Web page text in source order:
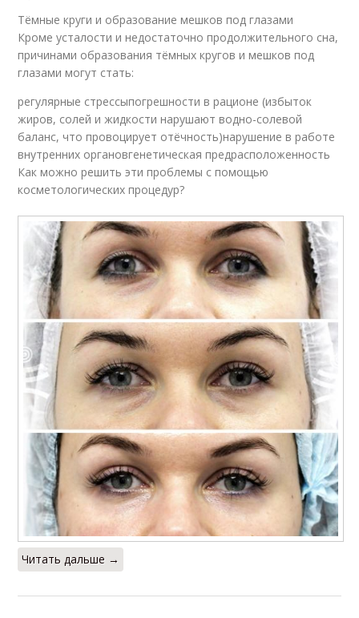
Тёмные круги и образование мешков под глазами
Кроме усталости и недостаточно продолжительного сна,
причинами образования тёмных кругов и мешков под
глазами могут стать:
регулярные стрессыпогрешности в рационе (избыток
жиров, солей и жидкости нарушают водно-солевой
баланс, что провоцирует отёчность)нарушение в работе
внутренних органовгенетическая предрасположенность
Как можно решить эти проблемы с помощью
косметологических процедур?
Читать дальше →